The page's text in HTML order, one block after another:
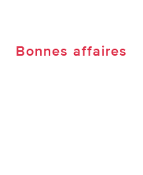
Bonnes affaires